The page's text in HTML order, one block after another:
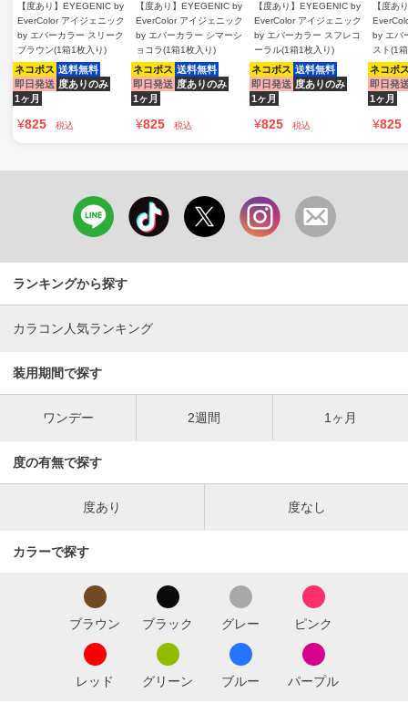
【度あり】EYEGENIC by
EverColor アイジェニック
by エバーカラー スリーク
ブラウン(1箱1枚入り)
ネコポス 送料無料
即日発送 度ありのみ
1ヶ月
¥825 税込
【度あり】EYEGENIC by
EverColor アイジェニック
by エバーカラー シマーシ
ョコラ(1箱1枚入り)
ネコポス 送料無料
即日発送 度ありのみ
1ヶ月
¥825 税込
【度あり】EYEGENIC by
EverColor アイジェニック
by エバーカラー スフレコ
ーラル(1箱1枚入り)
ネコポス 送料無料
即日発送 度ありのみ
1ヶ月
¥825 税込
【度あ
by エバ
スト(1
ネコポ
即日発
1ヶ月
¥825
ランキングから探す
カラコン人気ランキング
装用期間で探す
ワンデー 2週間 1ヶ月
度の有無で探す
度あり 度なし
カラーで探す
ブラウン ブラック グレー ピンク
レッド グリーン ブルー パープル